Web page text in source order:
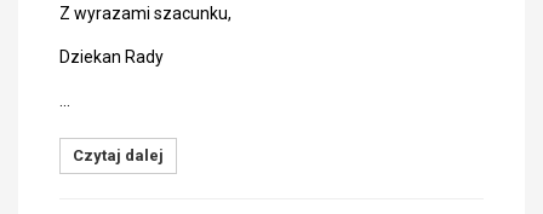
Z wyrazami szacunku,
Dziekan Rady
Czytaj dalej